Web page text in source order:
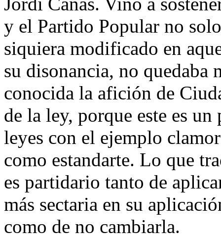
y el Partido Popular no
siquiera modificado en
su disonancia, no quedaba
conocida la afición de
de la ley, porque este es
leyes con el ejemplo
como estandarte. Lo que
es partidario tanto de
más sectaria en su
como de no cambiarla.